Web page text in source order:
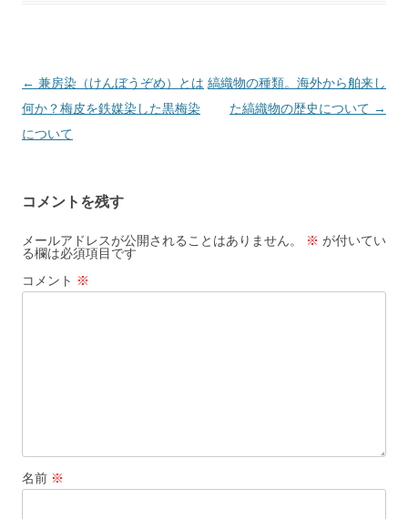
o
k
投
稿
ナ
ー
シ
ョ
ン
← 兼房染（けんぼうぞめ）とは
何か？梅皮を鉄媒染した黒梅染
について
縞織物の種類。海外から舶来し
た縞織物の歴史について →
コメントを残す
メールアドレスが公開されることはありません。 ※ が付いてい
る欄は必須項目です
コメント ※
名前 ※